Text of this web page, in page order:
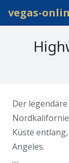
vegas-
Der legendäre
Küste
Angeles.